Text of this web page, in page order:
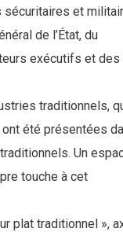
sécuritaires et
de l’État, du
exécutifs et des
traditionnels,
été présentées
Un
touche à cet
plat traditionnel »,